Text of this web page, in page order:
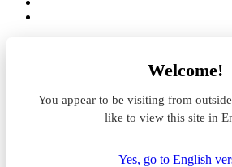
Welcome!
You appear to be visiting from
like to view this site in
Yes, go to English
Aktualności z rynku